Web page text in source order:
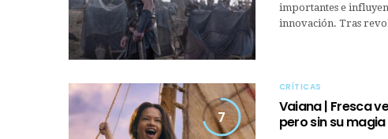
importantes e
innovación. Tras
7
CRÍTICAS
Vaiana | Fresca
pero sin su magia